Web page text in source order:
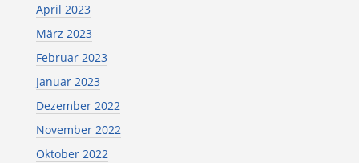
April 2023
März 2023
Februar 2023
Januar 2023
Dezember 2022
November 2022
Oktober 2022